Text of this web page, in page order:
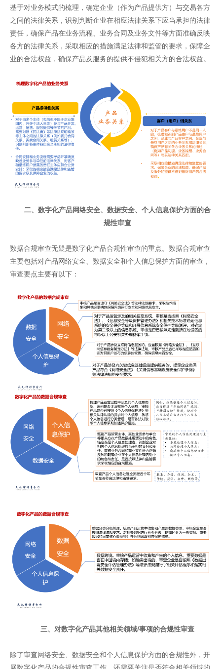
基于对业务模式的梳理，确定企业（作为产品提供方）与交易各方
之间的法律关系，识别判断企业在相应法律关系下应当承担的法律
责任，确保产品在业务流程、业务合同及业务文件等方面准确反映
各方的法律关系，采取相应的措施满足法律和监管的要求，保障企
业的合法权益，确保产品及服务的提供不侵犯相关方的合法权益。
二、数字化产品网络安全、数据安全、个人信息保护方面的合
规性审查
数据合规审查无疑是数字化产品合规性审查的重点。数据合规审查
主要包括对产品网络安全、数据安全和个人信息保护方面的审查，
审查要点主要有以下：
三、对数字化产品其他相关领域/事项的合规性审查
除了审查网络安全、数据安全和个人信息保护方面的合规性外，开